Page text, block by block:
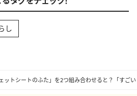
ェットシートのふた」を2つ組み合わせると？「すご
し